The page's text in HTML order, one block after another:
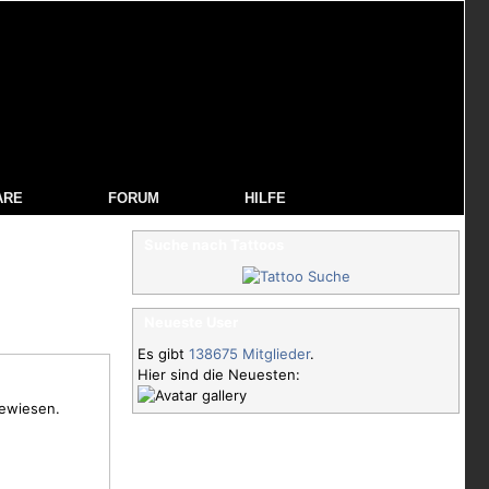
FORUM HILFE
Es gibt 138675 Mitglieder.
Hier sind die Neuesten: